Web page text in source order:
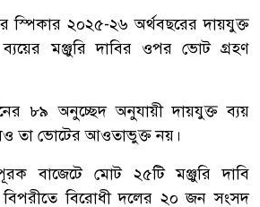
স্পিকার ২০২৫-২৬ অর্থবছরের দায়যুক্ত
মঞ্জুরি দাবির ওপর ভোট গ্রহণ
৮৯ অনুচ্ছেদ অনুযায়ী দায়যুক্ত ব্যয়
তা ভোটের আওতাভুক্ত নয়।
বাজেটে মোট ২৫টি মঞ্জুরি দাবি
বিরোধী দলের ২০ জন সংসদ